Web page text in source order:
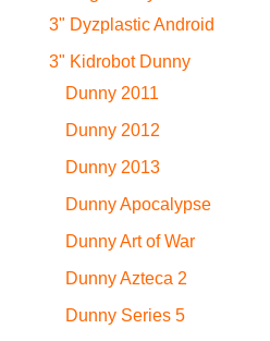
3" Dyzplastic Android
3" Kidrobot Dunny
Dunny 2011
Dunny 2012
Dunny 2013
Dunny Apocalypse
Dunny Art of War
Dunny Azteca 2
Dunny Series 5